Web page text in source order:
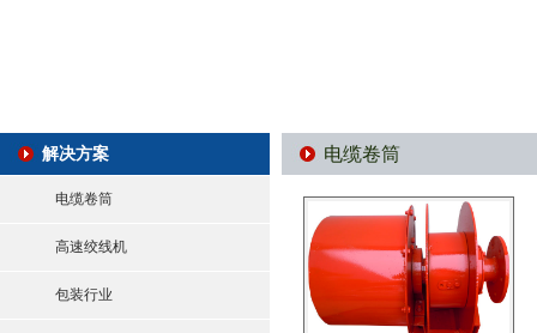
解决方案
电缆卷筒
高速绞线机
包装行业
电缆卷筒